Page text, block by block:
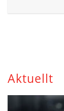
Aktuellt